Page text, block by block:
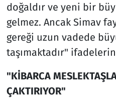
doğaldır ve yeni bir
gelmez. Ancak Simav
gereği uzun vadede
taşımaktadır"
"KİBARCA
ÇAKTIRIYOR"